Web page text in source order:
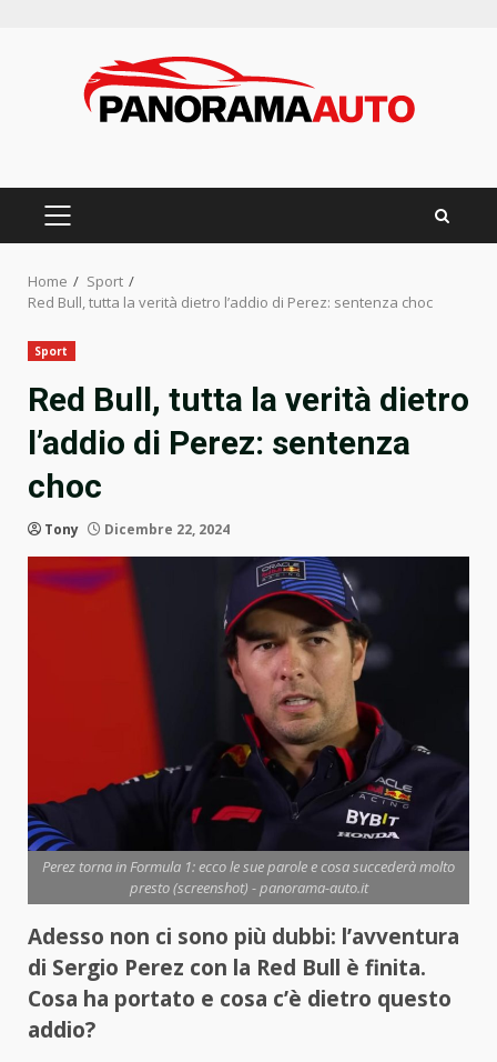
PRIMARY
Home
Sport
Red Bull, tutta la verità dietro l’addio di Perez: sentenza choc
Sport
Red Bull, tutta la verità dietro
l’addio di Perez: sentenza
choc
Tony Dicembre 22, 2024
Perez torna in Formula 1: ecco le sue parole e cosa succederà molto
presto (screenshot) - panorama-auto.it
Adesso non ci sono più dubbi: l’avventura
di Sergio Perez con la Red Bull è finita.
Cosa ha portato e cosa c’è dietro questo
addio?